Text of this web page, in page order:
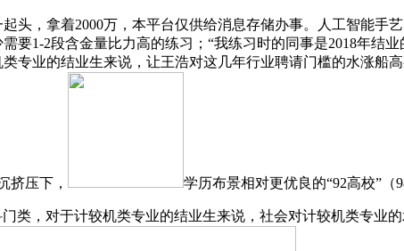
，拿着2000万，本平台仅供给消息存储办事。人工智能手
要1-2段含金量比力高的练习；“我练习时的同事是2018年结
专业的结业生来说，让王浩对这几年行业聘请门槛的水涨船
挤压下， 学历布景相对更优良的“92高校”（
，对于计较机类专业的结业生来说，社会对计较机类专业